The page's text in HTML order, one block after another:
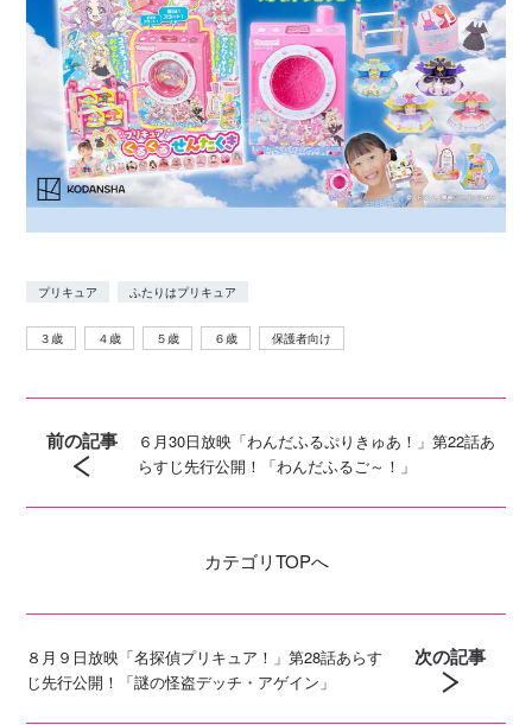
プリキュア ふたりはプリキュア
３歳 ４歳 ５歳 ６歳 保護者向け
前の記事
６月30日放映「わんだふるぷりきゅあ！」第22話あ
らすじ先行公開！「わんだふるご～！」
カテゴリTOPへ
８月９日放映「名探偵プリキュア！」第28話あらす
じ先行公開！「謎の怪盗デッチ・アゲイン」
次の記事